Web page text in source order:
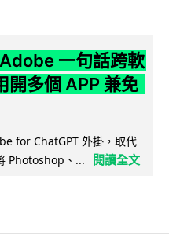
一句話跨軟
開多個 APP 兼免
for ChatGPT 外掛，取代
Photoshop、...
閱讀全文